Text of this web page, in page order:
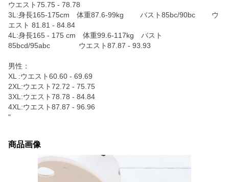
ウエスト75.75 - 78.78
3L:身長165-175cm 体重87.6-99kg バスト85bc/90bc ウ
エスト 81.81 - 84.84
4L:身長165 - 175 cm 体重99.6-117kg バスト
85bcd/95abc ウエスト87.87 - 93.93
男性：
XL :ウエスト60.60 - 69.69
2XL:ウエスト72.72 - 75.75
3XL:ウエスト78.78 - 84.84
4XL:ウエスト87.87 - 96.96
"
商品画像